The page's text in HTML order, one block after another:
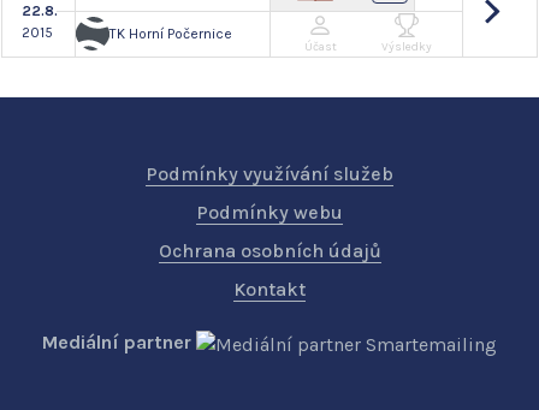
22.8.
2015
TK Horní Počernice
Účast Výsledky
Podmínky využívání služeb
Podmínky webu
Ochrana osobních údajů
Kontakt
Mediální partner